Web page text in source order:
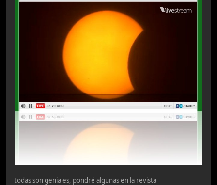
todas son geniales, pondré algunas en la revista